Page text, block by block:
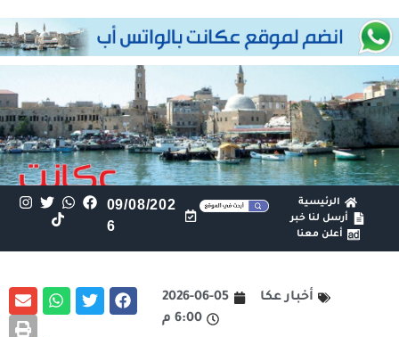
الرئيسية
أرسل لنا خبر
أعلن معنا
09/08/202
6
أخبار عكا
2026-06-05
6:00 م